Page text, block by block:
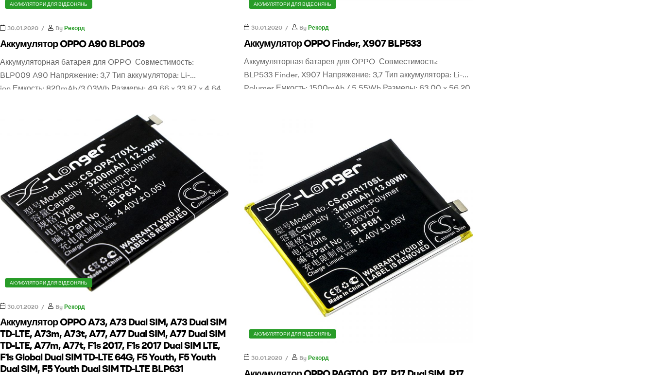
АКУМУЛЯТОРИ ДЛЯ ВІДЕОНЯНЬ
30.01.2020 By Рекорд
Аккумулятор OPPO A90 BLP009
Аккумуляторная батарея для OPPO Совместимость:
BLP009 A90 Напряжение: 3,7 Тип аккумулятора: Li-
ion Емкость: 820mAh/3.03Wh Размеры: 49.66 x 33.87 x 4.64
аккумулятора оставьте заявку или звоните 0505765777
АКУМУЛЯТОРИ ДЛЯ ВІДЕОНЯНЬ
30.01.2020 By Рекорд
Аккумулятор OPPO Finder, X907 BLP533
Аккумуляторная батарея для OPPO Совместимость:
BLP533 Finder, X907 Напряжение: 3,7 Тип аккумулятора: Li-
Polymer Емкость: 1500mAh / 5.55Wh Размеры: 63.00 x 56.20
АКУМУЛЯТОРИ ДЛЯ ВІДЕОНЯНЬ
30.01.2020 By Рекорд
Аккумулятор OPPO A73, A73 Dual SIM, A73 Dual SIM
TD-LTE, A73m, A73t, A77, A77 Dual SIM, A77 Dual SIM
TD-LTE, A77m, A77t, F1s 2017, F1s 2017 Dual SIM LTE,
F1s Global Dual SIM TD-LTE 64G, F5 Youth, F5 Youth
Dual SIM, F5 Youth Dual SIM TD-LTE BLP631
АКУМУЛЯТОРИ ДЛЯ ВІДЕОНЯНЬ
30.01.2020 By Рекорд